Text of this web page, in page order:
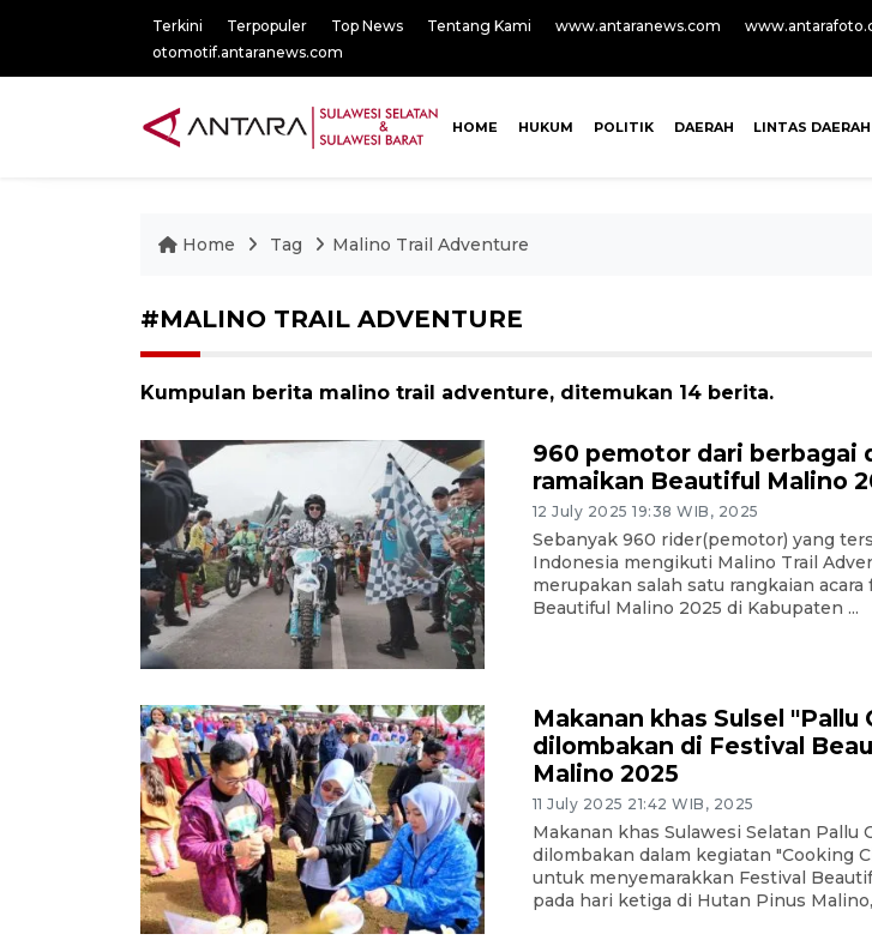
Terkini Terpopuler Top News Tentang Kami www.antaranews.com
otomotif.antaranews.com
HOME HUKUM POLITIK DAERAH LINTAS DAERAH
Home Tag Malino Trail Adventure
#MALINO TRAIL ADVENTURE
Kumpulan berita malino trail adventure, ditemukan 14 berita.
960 pemotor dari berbagai
ramaikan Beautiful Malino
12 July 2025 19:38 WIB, 2025
Sebanyak 960 rider(pemotor) yang
Indonesia mengikuti Malino Trail
merupakan salah satu rangkaian acara
Beautiful Malino 2025 di Kabupaten ...
Makanan khas Sulsel "Pallu
dilombakan di Festival
Malino 2025
11 July 2025 21:42 WIB, 2025
Makanan khas Sulawesi Selatan Pallu
dilombakan dalam kegiatan "Cooking
untuk menyemarakkan Festival
pada hari ketiga di Hutan Pinus Malino,